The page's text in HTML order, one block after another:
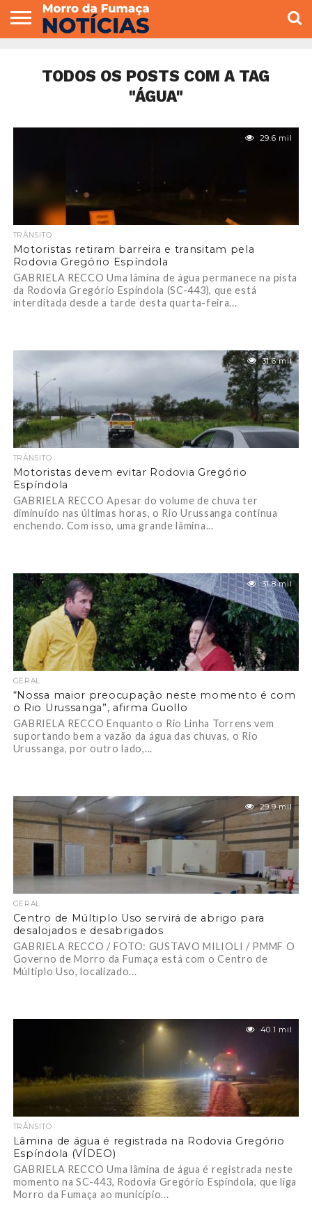
VEREADORES
TODOS OS POSTS COM A TAG
"ÁGUA"
29.6 mil
TRÂNSITO
Motoristas retiram barreira e transitam pela
Rodovia Gregório Espíndola
GABRIELA RECCO Uma lâmina de água permanece na pista
da Rodovia Gregório Espíndola (SC-443), que está
interditada desde a tarde desta quarta-feira...
31.6 mil
TRÂNSITO
Motoristas devem evitar Rodovia Gregório
Espíndola
GABRIELA RECCO Apesar do volume de chuva ter
diminuído nas últimas horas, o Rio Urussanga continua
enchendo. Com isso, uma grande lâmina...
31.8 mil
GERAL
“Nossa maior preocupação neste momento é com
o Rio Urussanga”, afirma Guollo
GABRIELA RECCO Enquanto o Rio Linha Torrens vem
suportando bem a vazão da água das chuvas, o Rio
Urussanga, por outro lado,...
29.9 mil
GERAL
Centro de Múltiplo Uso servirá de abrigo para
desalojados e desabrigados
GABRIELA RECCO / FOTO: GUSTAVO MILIOLI / PMMF O
Governo de Morro da Fumaça está com o Centro de
Múltiplo Uso, localizado...
40.1 mil
TRÂNSITO
Lâmina de água é registrada na Rodovia Gregório
Espíndola (VÍDEO)
GABRIELA RECCO Uma lâmina de água é registrada neste
momento na SC-443, Rodovia Gregório Espíndola, que liga
Morro da Fumaça ao município...